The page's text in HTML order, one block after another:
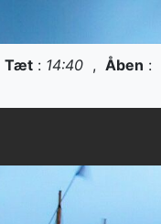
Tæt : 14:40 , Åben :